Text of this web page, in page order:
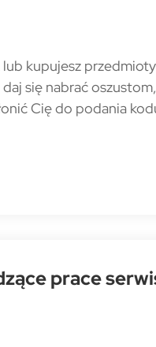
kupujesz
się nabrać
Cię do podania
prace